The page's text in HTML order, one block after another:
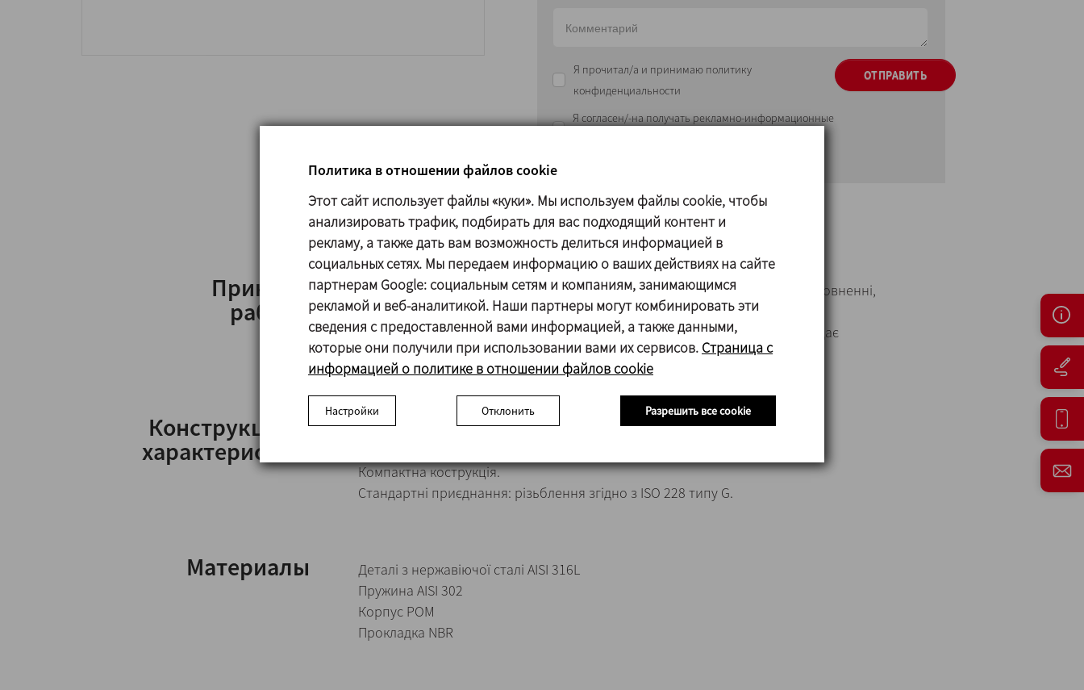
Я прочитал/а и принимаю политику
конфиденциальности
Я согласен/-на получать рекламно-информационные
ОТПРАВИТЬ
Принцип
работы
Дихальний клапанвпускає та випускає повітря при випорожненні та заповненні,
зрівнюючи тиск зовні та всередині резервуара.
Дихальний клапанналаштований на надлишковий тиск та вакуум і захищає
резервуар від пошкоджень.
Конструкция и
характеристики
Розміри 2" та 2 ½".
Компактна кострукція.
Стандартні приєднання: різьблення згідно з ISO 228 типу G.
Материалы
Деталі з нержавіючої сталі AISI 316L
Пружина AISI 302
Корпус POM
Прокладка NBR
Политика в отношении файлов cookie
Этот сайт использует файлы «куки». Мы используем файлы cookie, чтобы
анализировать трафик, подбирать для вас подходящий контент и
рекламу, а также дать вам возможность делиться информацией в
социальных сетях. Мы передаем информацию о ваших действиях на сайте
партнерам Google: социальным сетям и компаниям, занимающимся
рекламой и веб-аналитикой. Наши партнеры могут комбинировать эти
сведения с предоставленной вами информацией, а также данными,
которые они получили при использовании вами их сервисов. Страница с
информацией о политике в отношении файлов cookie
Настройки Отклонить Разрешить все cookie